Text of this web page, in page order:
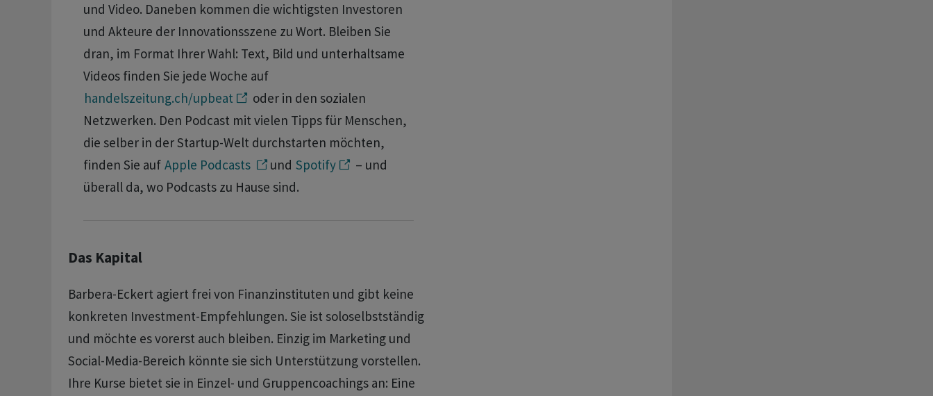
und Video. Daneben kommen die wichtigsten Investoren
und Akteure der Innovationsszene zu Wort. Bleiben Sie
dran, im Format Ihrer Wahl: Text, Bild und unterhaltsame
Videos finden Sie jede Woche auf
handelszeitung.ch/upbeat
oder in den sozialen
Netzwerken. Den Podcast mit vielen Tipps für Menschen,
die selber in der Startup-Welt durchstarten möchten,
finden Sie auf Apple Podcasts und Spotify
– und
überall da, wo Podcasts zu Hause sind.
Das Kapital
Barbera-Eckert agiert frei von Finanzinstituten und gibt keine
konkreten Investment-Empfehlungen. Sie ist soloselbstständig
und möchte es vorerst auch bleiben. Einzig im Marketing und
Social-Media-Bereich könnte sie sich Unterstützung vorstellen.
Ihre Kurse bietet sie in Einzel- und Gruppencoachings an: Eine